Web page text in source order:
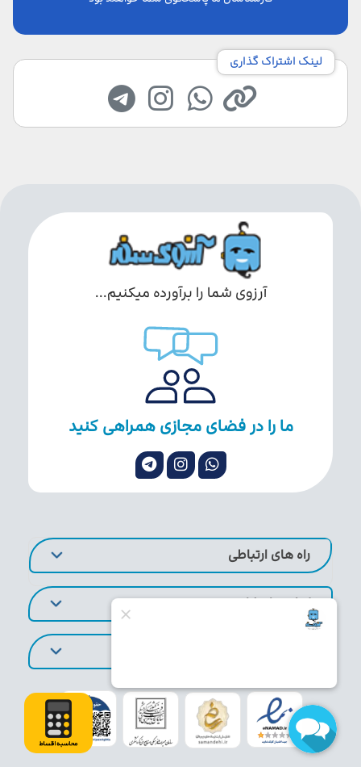
لینک اشتراک گذاری
آرزوی شما را برآورده میکنیم...
ما را در فضای مجازی همراهی کنید
راه های ارتباطی
لینک های کاربردی